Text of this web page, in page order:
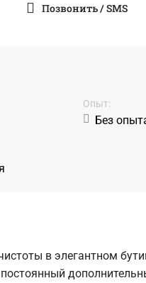
Позвонить / SMS
Oпыт:
Без
в элегантном